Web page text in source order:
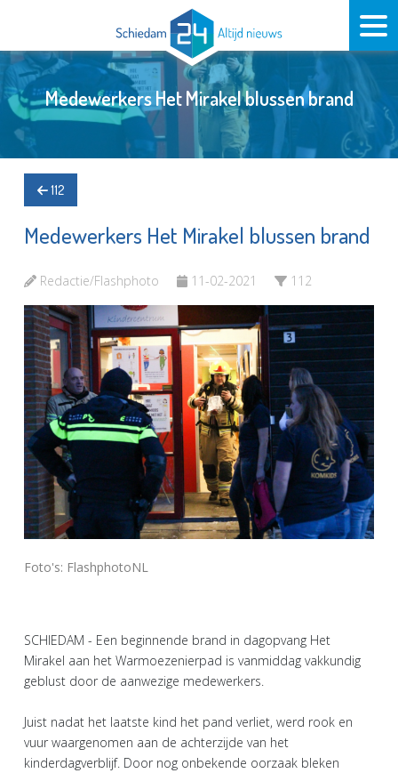
Medewerkers Het Mirakel blussen brand
112
Medewerkers Het Mirakel blussen brand
Redactie/Flashphoto 11-02-2021 112
Foto's: FlashphotoNL
SCHIEDAM - Een beginnende brand in dagopvang Het
Mirakel aan het Warmoezenierpad is vanmiddag vakkundig
geblust door de aanwezige medewerkers.
Juist nadat het laatste kind het pand verliet, werd rook en
vuur waargenomen aan de achterzijde van het
kinderdagverblijf. Door nog onbekende oorzaak bleken